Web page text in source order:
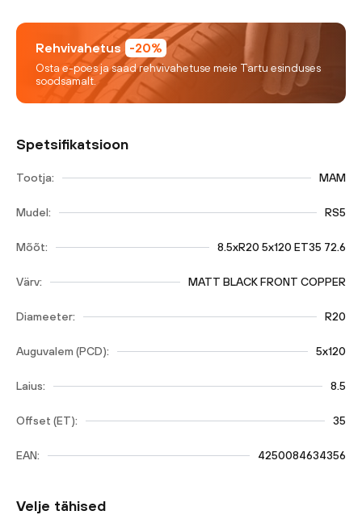
Rehvivahetus -20%
Osta e-poes ja saad rehvivahetuse meie Tartu esinduses
soodsamalt.
Spetsifikatsioon
Tootja: MAM
Mudel: RS5
Mõõt: 8.5xR20 5x120 ET35 72.6
Värv: MATT BLACK FRONT COPPER
Diameeter: R20
Auguvalem (PCD): 5x120
Laius: 8.5
Offset (ET): 35
EAN: 4250084634356
Velje tähised